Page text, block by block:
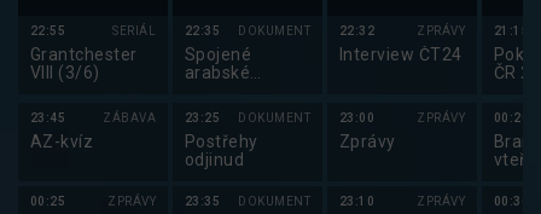
22:55 SERIÁL
Grantchester
VIII (3/6)
23:45 ZÁBAVA
AZ-kvíz
00:25 ZPRÁVY
22:35 DOKUMENT
Spojené
arabské
výšky
23:25 DOKUMENT
Postřehy
odjinud
23:35 DOKUMENT
22:32 ZPRÁVY
Interview ČT24
23:00 ZPRÁVY
Zprávy
23:10 ZPRÁVY
21:15
ČR
00:20
00:30